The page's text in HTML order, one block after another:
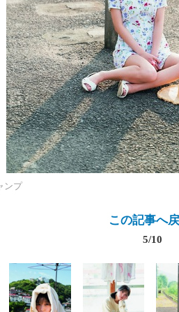
ンプ
この記事へ
5/10